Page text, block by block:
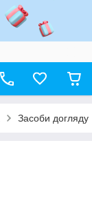
Засоби догляду